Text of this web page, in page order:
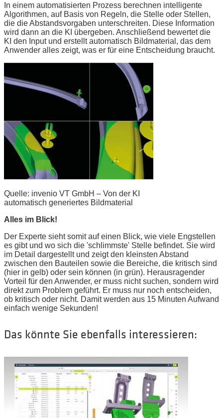
In einem automatisierten Prozess berechnen intelligente
Algorithmen, auf Basis von Regeln, die Stelle oder Stellen,
die die Abstandsvorgaben unterschreiten. Diese Information
wird dann an die KI übergeben. Anschließend bewertet die
KI den Input und erstellt automatisch Bildmaterial, das dem
Anwender alles zeigt, was er für eine Entscheidung braucht.
Quelle: invenio VT GmbH – Von der KI
automatisch generiertes Bildmaterial
Alles im Blick!
Der Experte sieht somit auf einen Blick, wie viele Engstellen
es gibt und wo sich die 'schlimmste' Stelle befindet. Sie wird
im Detail dargestellt und zeigt den kleinsten Abstand
zwischen den Bauteilen sowie die Bereiche, die kritisch sind
(hier in gelb) oder sein können (in grün). Herausragender
Vorteil für den Anwender, er muss nicht suchen, sondern wird
direkt zum Problem geführt. Er muss nur noch entscheiden,
ob kritisch oder nicht. Damit werden aus 15 Minuten Aufwand
einfach wenige Sekunden!
Das könnte Sie ebenfalls interessieren: